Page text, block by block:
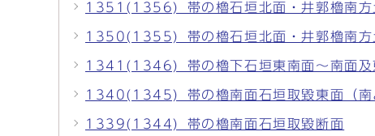
1351(1356)_帯の櫓石垣北面・井郭櫓南方
1350(1355)_帯の櫓石垣北面・井郭櫓南方
1341(1346)_帯の櫓下石垣東南面～南面及
1340(1345)_帯の櫓南面石垣取毀東面（南
1339(1344)_帯の櫓南面石垣取毀断面